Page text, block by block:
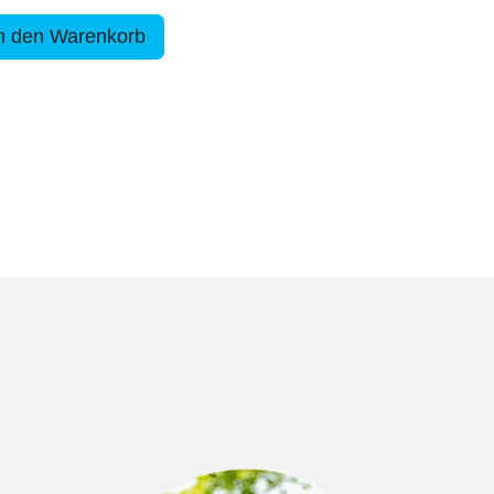
den Warenkorb